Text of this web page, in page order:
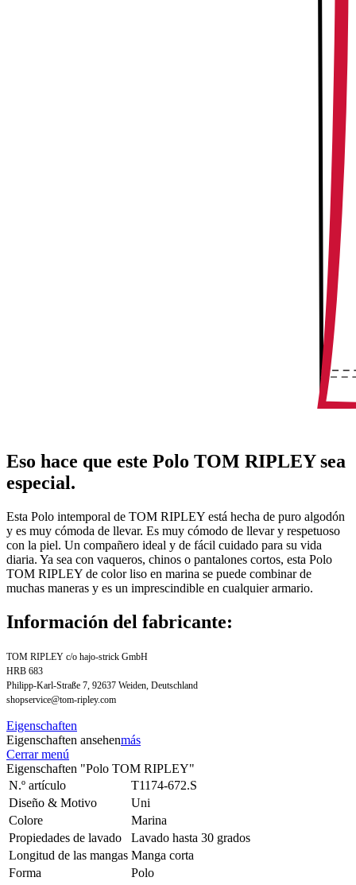
Eso hace que este Polo TOM RIPLEY sea
especial.
Esta Polo intemporal de TOM RIPLEY está hecha de puro algodón
y es muy cómoda de llevar. Es muy cómodo de llevar y respetuoso
con la piel. Un compañero ideal y de fácil cuidado para su vida
diaria. Ya sea con vaqueros, chinos o pantalones cortos, esta Polo
TOM RIPLEY de color liso en marina se puede combinar de
muchas maneras y es un imprescindible en cualquier armario.
Información del fabricante:
TOM RIPLEY c/o hajo-strick GmbH
HRB 683
Philipp-Karl-Straße 7, 92637 Weiden, Deutschland
shopservice@tom-ripley.com
Eigenschaften
Eigenschaften ansehenmás
Cerrar menú
Eigenschaften "Polo TOM RIPLEY"
N.º artículo
T1174-672.S
Diseño & Motivo
Uni
Colore
Marina
Propiedades de lavado
Lavado hasta 30 grados
Longitud de las mangas Manga corta
Forma
Polo